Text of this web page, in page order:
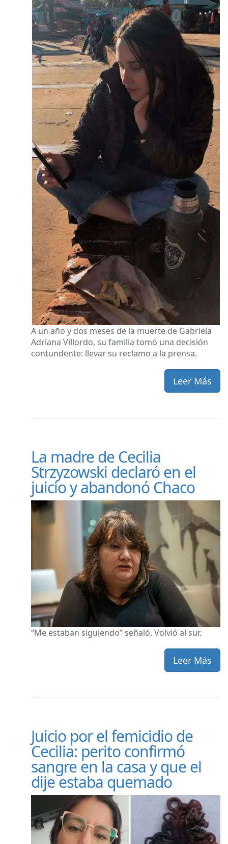
A un año y dos meses de la muerte de Gabriela
Adriana Villordo, su familia tomó una decisión
contundente: llevar su reclamo a la prensa.
Leer Más
La madre de Cecilia
Strzyzowski declaró en el
juicio y abandonó Chaco
“Me estaban siguiendo” señaló. Volvió al sur.
Leer Más
Juicio por el femicidio de
Cecilia: perito confirmó
sangre en la casa y que el
dije estaba quemado